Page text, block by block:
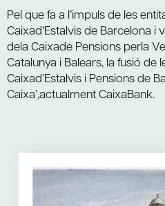
Pel que fa a l’impuls de les
Caixad’Estalvis de Barcelona i
dela Caixade Pensions perla
Catalunya i Balears, la fusió de
Caixad’Estalvis i Pensions de
Caixa’,actualment CaixaBank.